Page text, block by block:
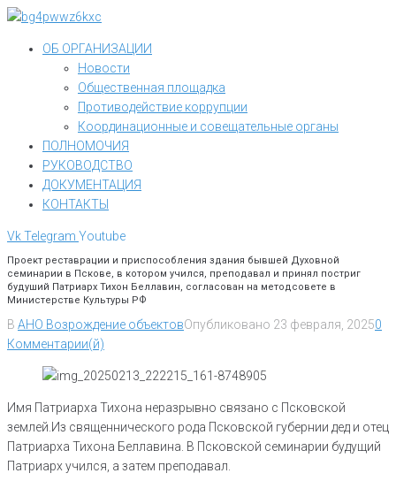
Перейти
контентуОБ ОРГАНИЗАЦИИ
Новости
Общественная площадка
Противодействие коррупции
Координационные и совещательные органы
ПОЛНОМОЧИЯ
РУКОВОДСТВО
ДОКУМЕНТАЦИЯ
КОНТАКТЫ
VkTelegram Youtube
Проект реставрации и приспособления здания бывшей Духовной
семинарии в Пскове, в котором учился, преподавал и принял постриг
будуший Патриарх Тихон Беллавин, согласован на методсовете в
Министерстве Культуры РФ
В АНО Возрождение объектовОпубликовано 23 февраля, 20250
Комментарии(й)
Имя Патриарха Тихона неразрывно связано с Псковской
землей.Из священнического рода Псковской губернии дед и отец
Патриарха Тихона Беллавина. В Псковской семинарии будущий
Патриарх учился, а затем преподавал.